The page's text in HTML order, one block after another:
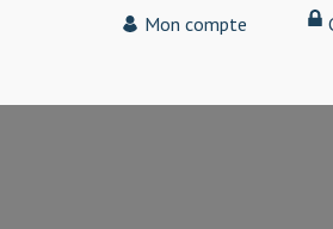
Mon compte